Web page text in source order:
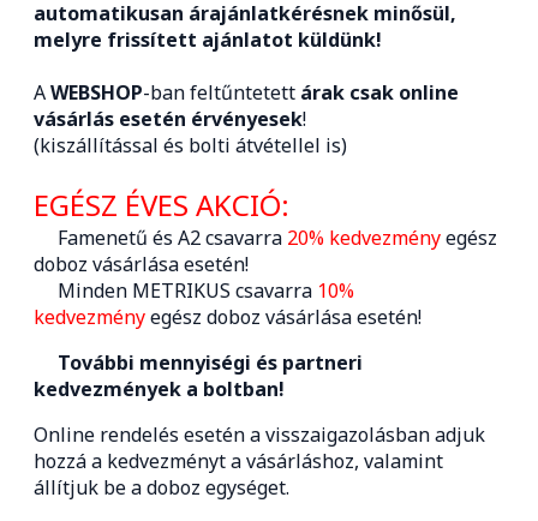
automatikusan árajánlatkérésnek minősül,
melyre frissített ajánlatot küldünk!
AWEBSHOP-ban feltűntetett árak csak online
vásárlás esetén érvényesek!
(kiszállítással és bolti átvétellel is)
EGÉSZ ÉVES AKCIÓ:
Famenetű és A2 csavarra 20% kedvezményegész
doboz vásárlása esetén!
Minden METRIKUS csavarra 10%
kedvezményegész doboz vásárlása esetén!
További mennyiségi és partneri
kedvezmények a boltban!
Online rendelés esetén a visszaigazolásban adjuk
hozzá a kedvezményt a vásárláshoz, valamint
állítjuk be a doboz egységet.